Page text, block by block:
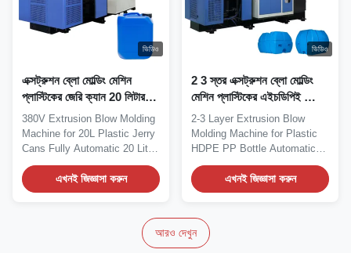
ভিডিও
এক্সট্রুশন ব্লো মোল্ডিং মেশিন
প্লাস্টিকের জেরি ক্যান 20 লিটার
25L 30L ব্লো মোল্ডিং মেশিন
380V Extrusion Blow Molding
Machine for 20L Plastic Jerry
Cans Fully Automatic 20 Liter
HDPE/PE...
এখনই জিজ্ঞাসা করুন
ভিডিও
2 3 স্তর এক্সট্রুশন ব্লো মোল্ডিং
মেশিন প্লাস্টিকের এইচডিপিই ব্লো
মোল্ডিং মেশিন
2-3 Layer Extrusion Blow
Molding Machine for Plastic
HDPE PP Bottle Automatic
20L HDPE PE Blow...
এখনই জিজ্ঞাসা করুন
আরও দেখুন